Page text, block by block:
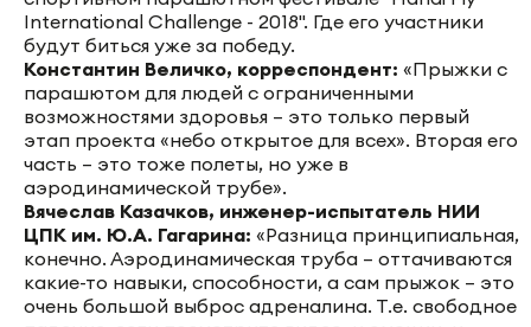
International Challenge - 2018". Где его участники
будут биться уже за победу.
Константин Величко, корреспондент: «Прыжки с
парашютом для людей с ограниченными
возможностями здоровья – это только первый
этап проекта «небо открытое для всех». Вторая его
часть – это тоже полеты, но уже в
аэродинамической трубе».
Вячеслав Казачков, инженер-испытатель НИИ
ЦПК им. Ю.А. Гагарина: «Разница принципиальная,
конечно. Аэродинамическая труба – оттачиваются
какие-то навыки, способности, а сам прыжок – это
очень большой выброс адреналина. Т.е. свободное